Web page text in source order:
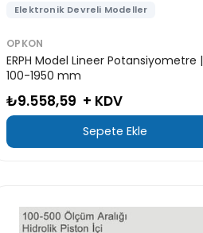
Elektronik Devreli Modeller
OPKON
ERPH Model Lineer Potansiyometre |
100-1950 mm
₺9.558,59 + KDV
Sepete Ekle